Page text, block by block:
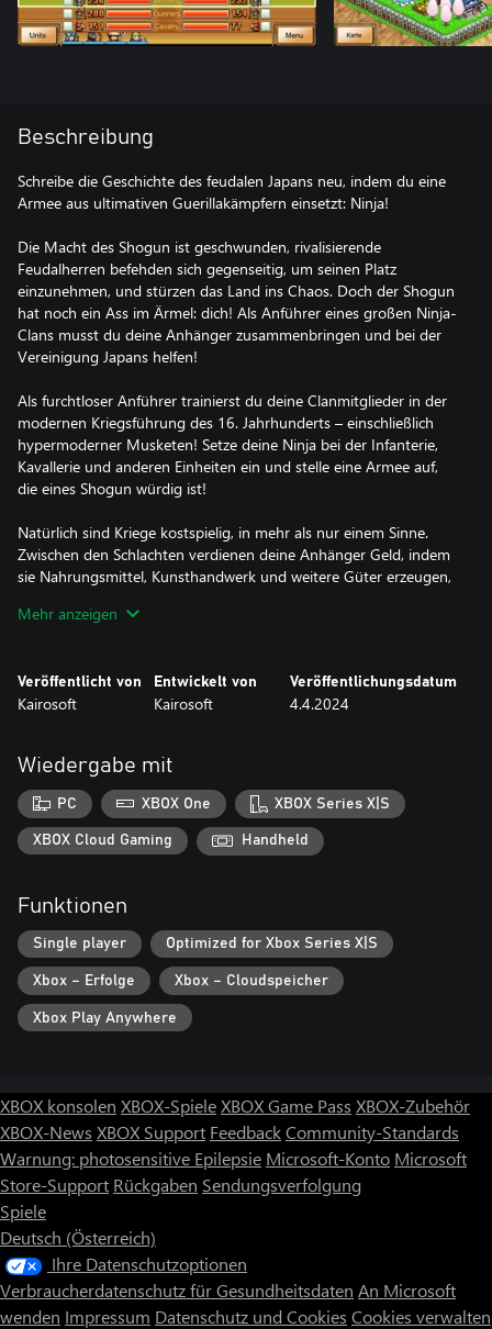
Beschreibung
Schreibe die Geschichte des feudalen Japans neu, indem du eine
Armee aus ultimativen Guerillakämpfern einsetzt: Ninja!
Die Macht des Shogun ist geschwunden, rivalisierende
Feudalherren befehden sich gegenseitig, um seinen Platz
einzunehmen, und stürzen das Land ins Chaos. Doch der Shogun
hat noch ein Ass im Ärmel: dich! Als Anführer eines großen Ninja-
Clans musst du deine Anhänger zusammenbringen und bei der
Vereinigung Japans helfen!
Als furchtloser Anführer trainierst du deine Clanmitglieder in der
modernen Kriegsführung des 16. Jahrhunderts – einschließlich
hypermoderner Musketen! Setze deine Ninja bei der Infanterie,
Kavallerie und anderen Einheiten ein und stelle eine Armee auf,
die eines Shogun würdig ist!
Natürlich sind Kriege kostspielig, in mehr als nur einem Sinne.
Zwischen den Schlachten verdienen deine Anhänger Geld, indem
sie Nahrungsmittel, Kunsthandwerk und weitere Güter erzeugen,
Vereinigung den Sieg davontragen! Vielleicht begegnest du
unterwegs sogar einigen der berühmtesten Generäle der Ära …
Mehr anzeigen
Veröffentlicht von
Kairosoft
Entwickelt von
Kairosoft
Veröffentlichungsdatum
4.4.2024
Wiedergabe mit
PC XBOX One XBOX Series X|S
XBOX Cloud Gaming Handheld
Funktionen
Single player Optimized for Xbox Series X|S
Xbox – Erfolge Xbox – Cloudspeicher
Xbox Play Anywhere
XBOX konsolen XBOX-SpieleXBOX Game Pass XBOX-Zubehör
XBOX-News XBOX Support FeedbackCommunity-Standards
Warnung: photosensitive Epilepsie Microsoft-Konto Microsoft
Store-Support Rückgaben Sendungsverfolgung
Spiele
Deutsch (Österreich)
Ihre Datenschutzoptionen
Verbraucherdatenschutz für Gesundheitsdaten An Microsoft
wenden Impressum Datenschutz und Cookies Cookies verwalten